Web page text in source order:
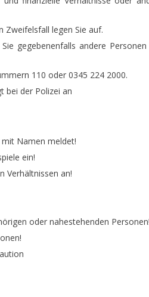
Zweifelsfall legen Sie auf.
gegebenenfalls andere Personen
110 oder 0345 224 2000.
bei der Polizei an
Namen meldet!
ein!
Verhältnissen an!
oder nahestehenden Personen!